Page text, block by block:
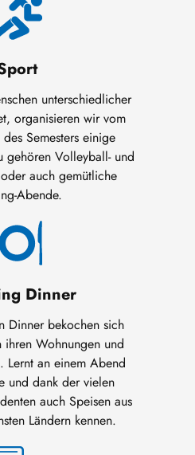
unterschiedlicher
organisieren wir vom
Semesters einige
gehören Volleyball- und
auch gemütliche
Abende.
Dinner
Dinner bekochen sich
ihren Wohnungen und
Lernt an einem Abend
und dank der vielen
auch Speisen aus
Ländern kennen.